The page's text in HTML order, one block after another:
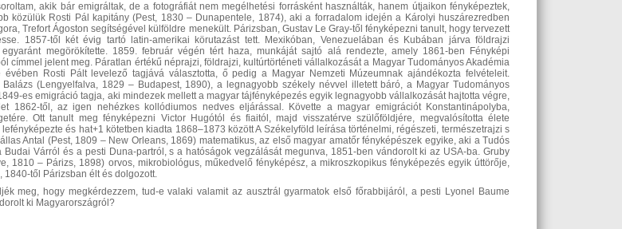
akik bár emigráltak, de a fotográfiát nem megélhetési forrásként használták, hanem útjaikon fényképeztek,
közülük Rosti Pál kapitány (Pest, 1830 – Dunapentele, 1874), aki a forradalom idején a Károlyi huszárezredben
Trefort Ágoston segítségével külföldre menekült. Párizsban, Gustav Le Gray-től fényképezni tanult, hogy tervezett
1857-től két évig tartó latin-amerikai körutazást tett. Mexikóban, Venezuelában és Kubában járva földrajzi
megörökítette. 1859. február végén tért haza, munkáját sajtó alá rendezte, amely 1861-ben Fényképi
címmel jelent meg. Páratlan értékű néprajzi, földrajzi, kultúrtörténeti vállalkozását a Magyar Tudományos Akadémia
évében Rosti Pált levelező tagjává választotta, ő pedig a Magyar Nemzeti Múzeumnak ajándékozta felvételeit.
(Lengyelfalva, 1829 – Budapest, 1890), a legnagyobb székely névvel illetett báró, a Magyar Tudományos
es emigráció tagja, aki mindezek mellett a magyar tájfényképezés egyik legnagyobb vállalkozását hajtotta végre,
1862-től, az igen nehézkes kollódiumos nedves eljárással. Követte a magyar emigrációt Konstantinápolyba,
Ott tanult meg fényképezni Victor Hugótól és fiaitól, majd visszatérve szülőföldjére, megvalósította élete
és hat+1 kötetben kiadta 1868–1873 között A Székelyföld leírása történelmi, régészeti, természetrajzi s
Antal (Pest, 1809 – New Orleans, 1869) matematikus, az első magyar amatőr fényképészek egyike, aki a Tudós
Várról és a pesti Duna-partról, s a hatóságok vegzálását megunva, 1851-ben vándorolt ki az USA-ba. Gruby
1810 – Párizs, 1898) orvos, mikrobiológus, műkedvelő fényképész, a mikroszkopikus fényképezés egyik úttörője,
től Párizsban élt és dolgozott.
meg, hogy megkérdezzem, tud-e valaki valamit az ausztrál gyarmatok első főrabbijáról, a pesti Lyonel Baume
ki Magyarországról?